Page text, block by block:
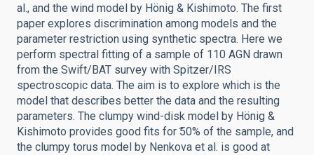
al., and the wind model by Hönig & Kishimoto. The first
paper explores discrimination among models and the
parameter restriction using synthetic spectra. Here we
perform spectral fitting of a sample of 110 AGN drawn
from the Swift/BAT survey with Spitzer/IRS
spectroscopic data. The aim is to explore which is the
model that describes better the data and the resulting
parameters. The clumpy wind-disk model by Hönig &
Kishimoto provides good fits for ̃50% of the sample, and
the clumpy torus model by Nenkova et al. is good at